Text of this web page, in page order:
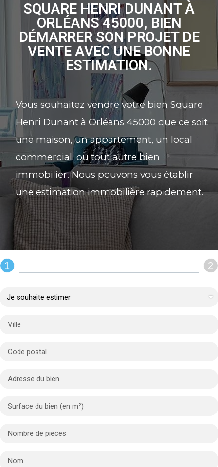
SQUARE HENRI DUNANT À
ORLÉANS 45000, BIEN
DÉMARRER SON PROJET DE
VENTE AVEC UNE BONNE
ESTIMATION.
Vous souhaitez vendre votre bien Square
Henri Dunant à Orléans 45000 que ce soit
une maison, un appartement, un local
commercial, ou tout autre bien
immobilier. Nous pouvons vous établir
une estimation immobilière rapidement.
REMPLIR LE FORMULAIRE :
1 2